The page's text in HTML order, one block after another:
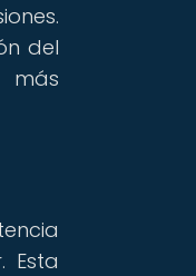
del
más
Esta